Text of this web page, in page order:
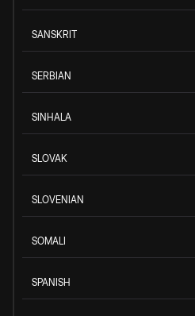
SANSKRIT
SERBIAN
SINHALA
SLOVAK
SLOVENIAN
SOMALI
SPANISH